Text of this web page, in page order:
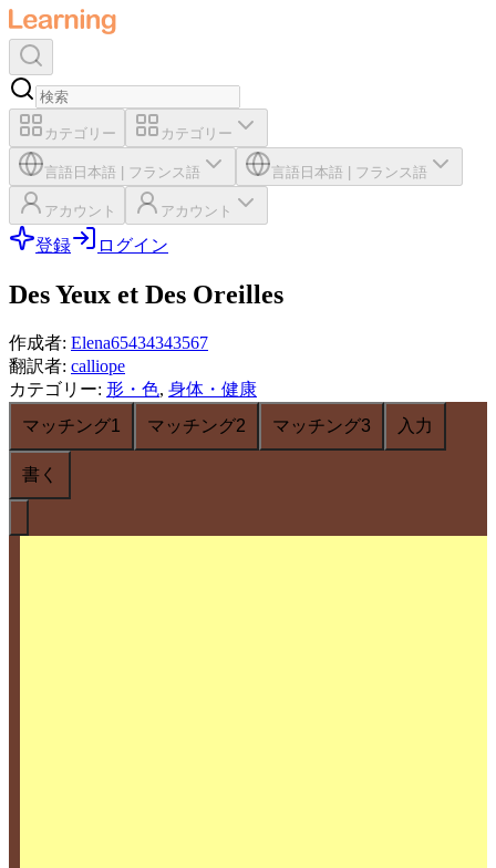
カテゴリー カテゴリー
言語 日本語 フランス語 言語 日本語 フランス語
アカウント アカウント
登録 ログイン
Des Yeux et Des Oreilles
作成者: Elena65434343567
翻訳者: calliope
カテゴリー: 形・色, 身体・健康
マッチング1
マッチング2 マッチング3 入力
書く